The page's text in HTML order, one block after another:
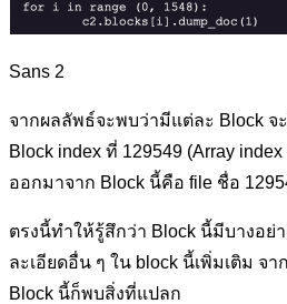
Sans 2
จากผลลัพธ์จะพบว่ามีแต่ละ Block จ
Block index ที่ 129549 (Array
ออกมาจาก Block นี้คือ file ชื่อ
ตรงนี้ทำให้รู้สึกว่า Block นี้มีบางอย่
ละเอียดอื่น ๆ ใน block นี้เพิ่มเติม จ
Block นี้ก็พบสิ่งที่แปลก